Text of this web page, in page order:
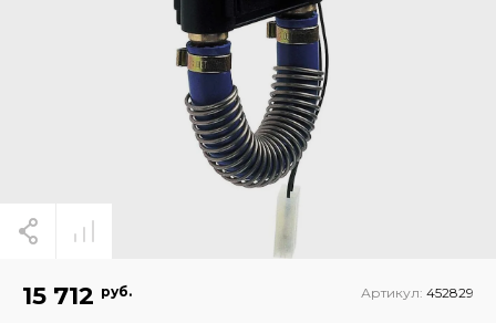
15 712 руб. Артикул: 452829